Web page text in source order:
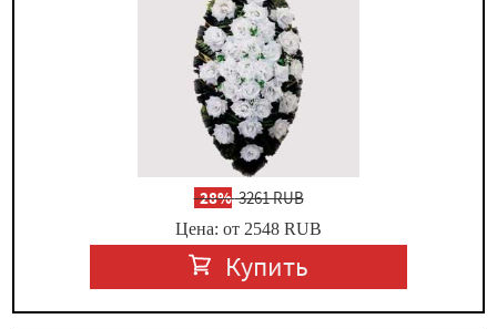
-28%3261 RUB
Цена: от 2548 RUB
Купить